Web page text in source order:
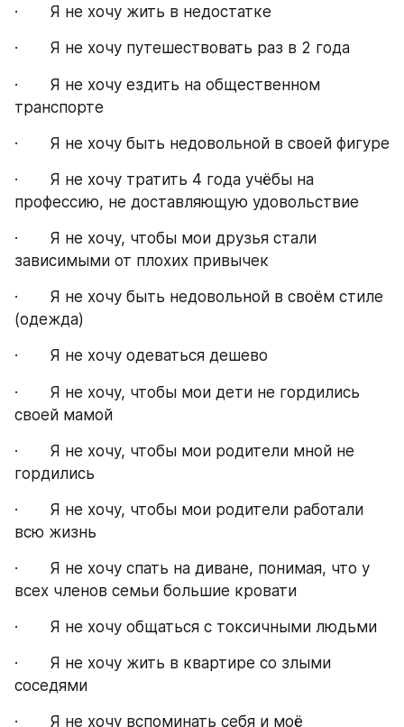
·       Я не хочу жить в недостатке
·       Я не хочу путешествовать раз в 2 года
·       Я не хочу ездить на общественном
транспорте
·       Я не хочу быть недовольной в своей фигуре
·       Я не хочу тратить 4 года учёбы на
профессию, не доставляющую удовольствие
·       Я не хочу, чтобы мои друзья стали
зависимыми от плохих привычек
·       Я не хочу быть недовольной в своём стиле
(одежда)
·       Я не хочу одеваться дешево
·       Я не хочу, чтобы мои дети не гордились
своей мамой
·       Я не хочу, чтобы мои родители мной не
гордились
·       Я не хочу, чтобы мои родители работали
всю жизнь
·       Я не хочу спать на диване, понимая, что у
всех членов семьи большие кровати
·       Я не хочу общаться с токсичными людьми
·       Я не хочу жить в квартире со злыми
соседями
·       Я не хочу вспоминать себя и моё